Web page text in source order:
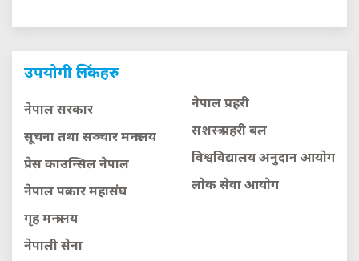
उपयोगी लिंकहरु
नेपाल सरकार
सूचना तथा सञ्चार मन्त्रालय
प्रेस काउन्सिल नेपाल
नेपाल पत्रकार महासंघ
गृह मन्त्रालय
नेपाली सेना
नेपाल प्रहरी
सशस्त्र प्रहरी बल
विश्वविद्यालय अनुदान आयाेग
लाेक सेवा आयाेग